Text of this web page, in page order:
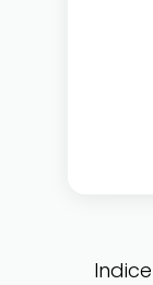
Indice